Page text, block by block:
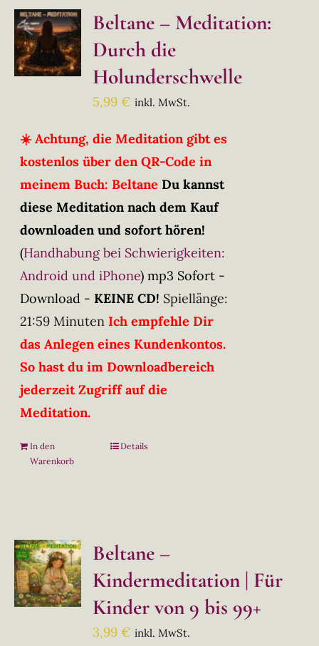
Beltane – Meditation:
Durch die
Holunderschwelle
5,99€ inkl. MwSt.
☀️ Achtung, die Meditation gibt es
kostenlos über den QR-Code in
meinem Buch: Beltane Du kannst
diese Meditation nach dem Kauf
downloaden und sofort hören!
(Handhabung bei Schwierigkeiten:
Android und iPhone) mp3 Sofort -
Download - KEINE CD! Spiellänge:
21:59 Minuten Ich empfehle Dir
das Anlegen eines Kundenkontos.
So hast du im Downloadbereich
jederzeit Zugriff auf die
Meditation.
In den
Warenkorb
Details
Beltane –
Kindermeditation | Für
Kinder von 9 bis 99+
3,99€ inkl. MwSt.